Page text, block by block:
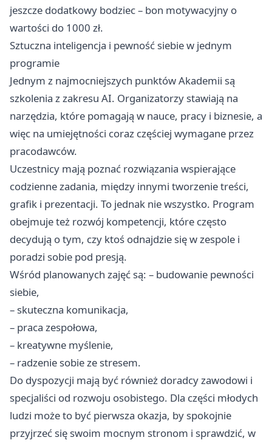
jeszcze dodatkowy bodziec – bon motywacyjny o
wartości do 1000 zł.
Sztuczna inteligencja i pewność siebie w jednym
programie
Jednym z najmocniejszych punktów Akademii są
szkolenia z zakresu AI. Organizatorzy stawiają na
narzędzia, które pomagają w nauce, pracy i biznesie, a
więc na umiejętności coraz częściej wymagane przez
pracodawców.
Uczestnicy mają poznać rozwiązania wspierające
codzienne zadania, między innymi tworzenie treści,
grafik i prezentacji. To jednak nie wszystko. Program
obejmuje też rozwój kompetencji, które często
decydują o tym, czy ktoś odnajdzie się w zespole i
poradzi sobie pod presją.
Wśród planowanych zajęć są: – budowanie pewności
siebie,
– skuteczna komunikacja,
– praca zespołowa,
– kreatywne myślenie,
– radzenie sobie ze stresem.
Do dyspozycji mają być również doradcy zawodowi i
specjaliści od rozwoju osobistego. Dla części młodych
ludzi może to być pierwsza okazja, by spokojnie
przyjrzeć się swoim mocnym stronom i sprawdzić, w